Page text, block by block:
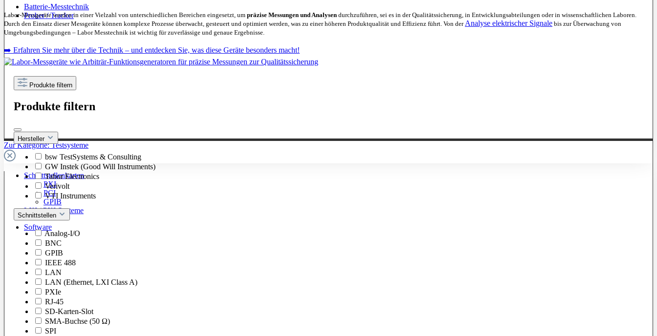
Batterie-Messtechnik
Prober / Tracker
Zur Kategorie: Testsysteme
Schnittstellenkarten
PXI
PCI
GPIB
LXI / PXI Systeme
Software
Labor-Messgeräte werden in einer Vielzahl von unterschiedlichen Bereichen eingesetzt, um präzise Messungen und Analysen durchzuführen, sei es in der Qualitätssicherung, in Entwicklungsabteilungen oder in wissenschaftlichen Laboren.
Durch den Einsatz dieser Messgeräte können komplexe Prozesse überwacht, gesteuert und optimiert werden, was zu einer höheren Produktqualität und Effizienz führt. Von der Analyse elektrischer Signale bis zur Überwachung von
Umgebungsbedingungen – Labor Messtechnik ist wichtig für zuverlässige und genaue Ergebnisse.
➡️ Erfahren Sie mehr über die Technik – und entdecken Sie, was diese Geräte besonders macht!
Produkte filtern
Produkte filtern
Hersteller
bsw TestSystems & Consulting
GW Instek (Good Will Instruments)
Tabor Electronics
Verivolt
VTI Instruments
Schnittstellen
Analog-I/O
BNC
GPIB
IEEE 488
LAN
LAN (Ethernet, LXI Class A)
PXIe
RJ-45
SD-Karten-Slot
SMA-Buchse (50 Ω)
SPI